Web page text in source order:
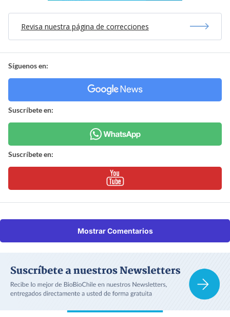
Revisa nuestra página de correcciones
Síguenos en:
Suscríbete en:
Suscríbete en:
Mostrar Comentarios